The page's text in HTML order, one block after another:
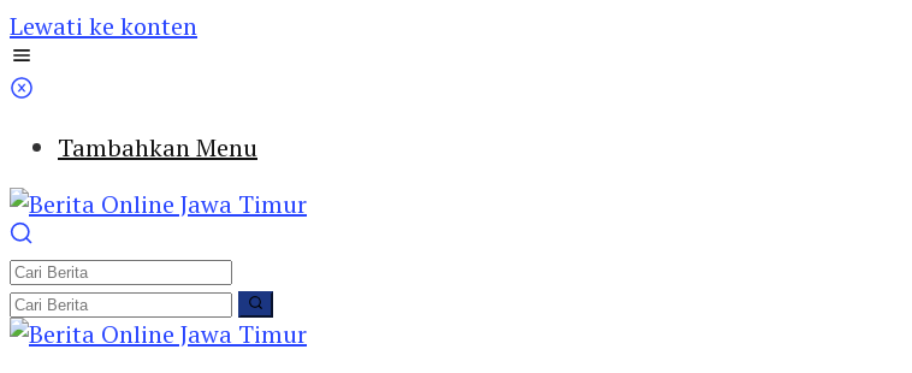
Lewati ke konten
Tambahkan Menu